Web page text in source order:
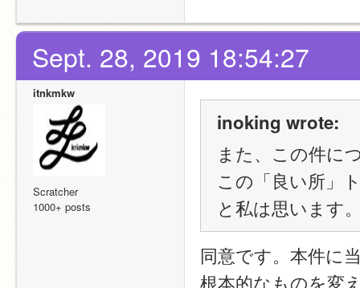
Sept. 28, 2019 18:54:27
itnkmkw
Scratcher
1000+ posts
inoking wrote:
また、この件に
この「良い所」
と私は思います
同意です。本件に
根本的なものを変